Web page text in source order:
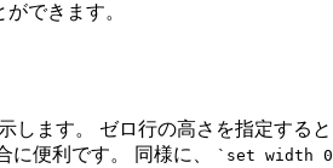
できます。
します。 ゼロ行の高さを指定する
に便利です。 同様に、
`set width